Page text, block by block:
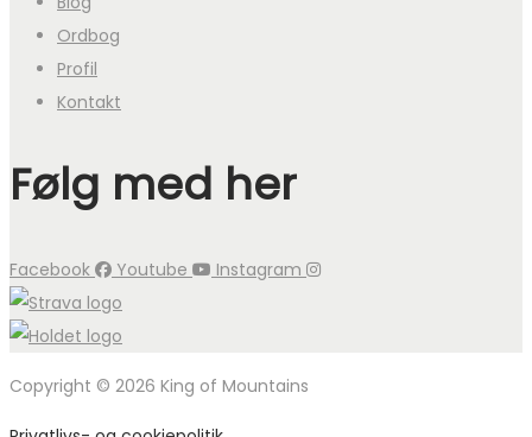
Ordbog
Profil
Kontakt
Følg med her
Facebook Youtube Instagram
Copyright © 2026 King of Mountains